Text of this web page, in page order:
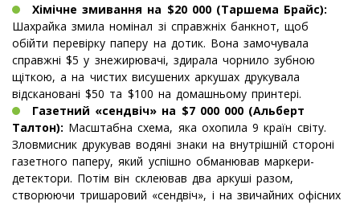
Хімічне змивання на $20 000 (Таршема Брайс):
Шахрайка змила номінал зі справжніх банкнот, щоб
обійти перевірку паперу на дотик. Вона замочувала
справжні $5 у знежирювачі, здирала чорнило зубною
щіткою, а на чистих висушених аркушах друкувала
відскановані $50 та $100 на домашньому принтері.
Газетний «сендвіч» на $7 000 000 (Альберт
Талтон): Масштабна схема, яка охопила 9 країн світу.
Зловмисник друкував водяні знаки на внутрішній стороні
газетного паперу, який успішно обманював маркери-
детектори. Потім він склеював два аркуші разом,
створюючи тришаровий «сендвіч», і на звичайних офісних